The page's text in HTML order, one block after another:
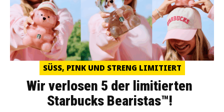
SÜSS, PINK UND STRENG LIMITIERT
Wir verlosen 5 der limitierten
Starbucks Bearistas™!